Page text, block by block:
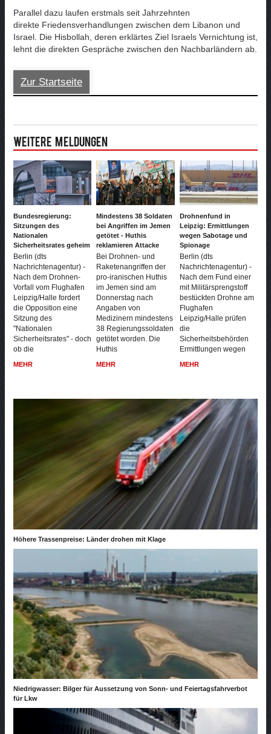
Parallel dazu laufen erstmals seit Jahrzehnten
direkte Friedensverhandlungen zwischen dem Libanon und
Israel. Die Hisbollah, deren erklärtes Ziel Israels Vernichtung ist,
lehnt die direkten Gespräche zwischen den Nachbarländern ab.
Zur Startseite
Weitere Meldungen
Bundesregierung:
Sitzungen des
Nationalen
Sicherheitsrates geheim
Berlin (dts
Nachrichtenagentur) -
Nach dem Drohnen-
Vorfall vom Flughafen
Leipzig/Halle fordert
die Opposition eine
Sitzung des
"Nationalen
Sicherheitsrates" - doch
ob die
MEHR
Mindestens 38 Soldaten
bei Angriffen im Jemen
getötet - Huthis
reklamieren Attacke
Bei Drohnen- und
Raketenangriffen der
pro-iranischen Huthis
im Jemen sind am
Donnerstag nach
Angaben von
Medizinern mindestens
38 Regierungssoldaten
getötet worden. Die
Huthis
MEHR
Drohnenfund in
Leipzig: Ermittlungen
wegen Sabotage und
Spionage
Berlin (dts
Nachrichtenagentur) -
Nach dem Fund einer
mit Militärsprengstoff
bestückten Drohne am
Flughafen
Leipzig/Halle prüfen
die
Sicherheitsbehörden
Ermittlungen wegen
MEHR
Höhere Trassenpreise: Länder drohen mit Klage
Niedrigwasser: Bilger für Aussetzung von Sonn- und Feiertagsfahrverbot
für Lkw